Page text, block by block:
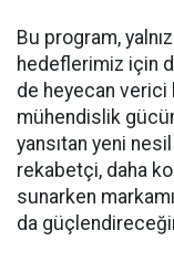
Bu program,
hedeflerimiz için
de heyecan verici
mühendislik
yansıtan yeni
rekabetçi, daha
sunarken
da